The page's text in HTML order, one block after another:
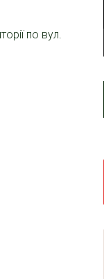
по вул.